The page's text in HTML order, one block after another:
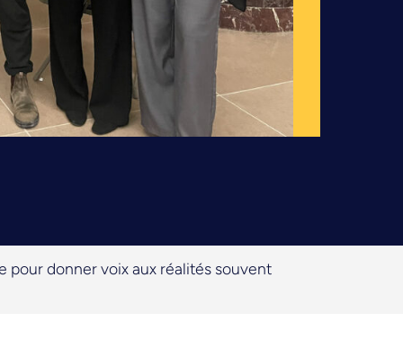
pour donner voix aux réalités souvent